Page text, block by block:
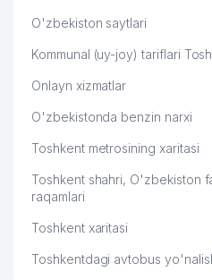
O'zbekiston saytlari
Kommunal (uy-joy) tariflari
Onlayn xizmatlar
O'zbekistonda benzin narxi
Toshkent metrosining xaritasi
Toshkent shahri, O'zbekiston
raqamlari
Toshkent xaritasi
Toshkentdagi avtobus